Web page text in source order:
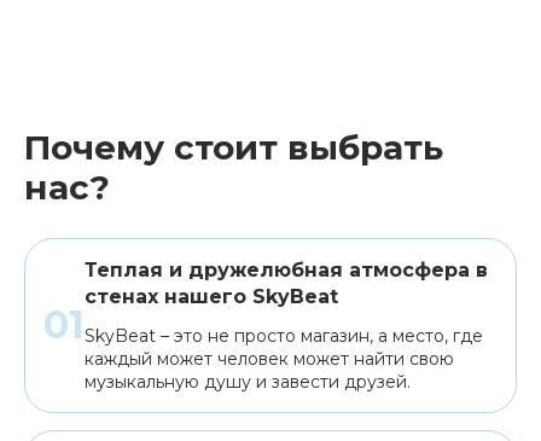
Почему стоит выбрать
нас?
Теплая и дружелюбная атмосфера в
стенах нашего SkyBeat
SkyBeat – это не просто магазин, а место, где
каждый может человек может найти свою
музыкальную душу и завести друзей.